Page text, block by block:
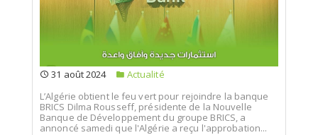
31 août 2024
Actualité
L’Algérie obtient le feu vert pour rejoindre la banque
BRICS Dilma Rousseff, présidente de la Nouvelle
Banque de Développement du groupe BRICS, a
annoncé samedi que l'Algérie a reçu l'approbation...